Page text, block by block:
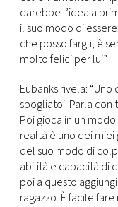
darebbe l’idea a
il suo modo di
che posso fargli, è
molto felici per lui”
Eubanks rivela:
spogliatoi. Parla con
Poi gioca in un
realtà è uno dei
del suo modo di
abilità e capacità di
poi a questo
ragazzo. È facile fare